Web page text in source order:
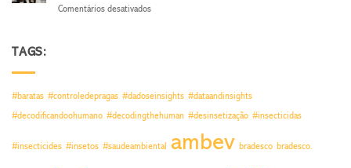
sorteio
Comentários desativadosem
14/08
TAGS:
#baratas #controledepragas #dadoseinsights #dataandinsights
#decodificandoohumano #decodingthehuman #desinsetização #insecticidas
#insecticides #insetos #saudeambiental ambev bradesco bradesco.